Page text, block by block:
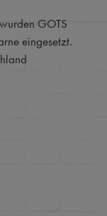
GOTS
eingesetzt.